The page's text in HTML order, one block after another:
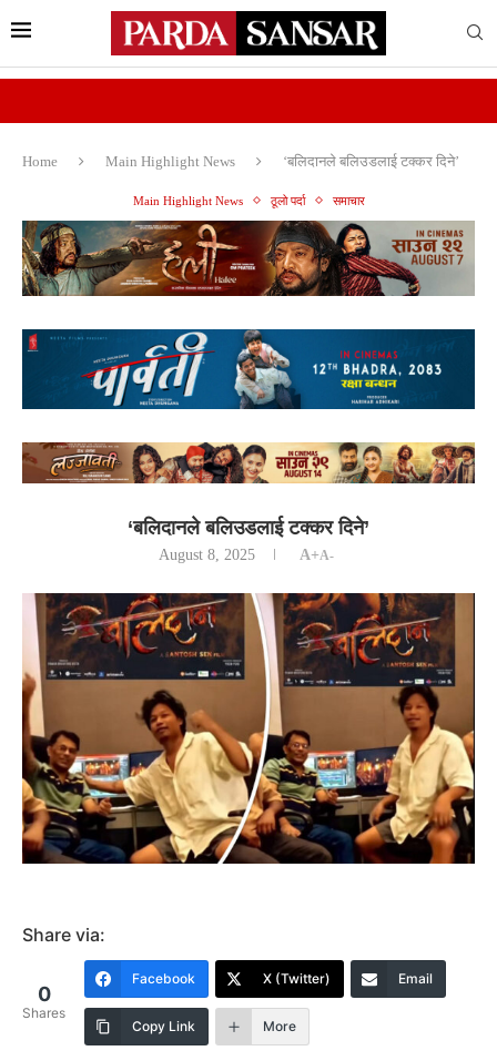
Home Main Highlight News ‘बलिदानले बलिउडलाई टक्कर दिने’
Main Highlight News ठूलो पर्दा समाचार
‘बलिदानले बलिउडलाई टक्कर दिने’
August 8, 2025 A+A-
Share via:
0
Shares
Facebook X (Twitter) Email
Copy Link More